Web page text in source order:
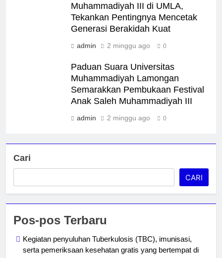
Muhammadiyah III di UMLA,
Tekankan Pentingnya Mencetak
Generasi Berakidah Kuat
admin 2 minggu ago 0
Paduan Suara Universitas
Muhammadiyah Lamongan
Semarakkan Pembukaan Festival
Anak Saleh Muhammadiyah III
admin 2 minggu ago 0
Cari
CARI
Pos-pos Terbaru
Kegiatan penyuluhan Tuberkulosis (TBC), imunisasi,
serta pemeriksaan kesehatan gratis yang bertempat di